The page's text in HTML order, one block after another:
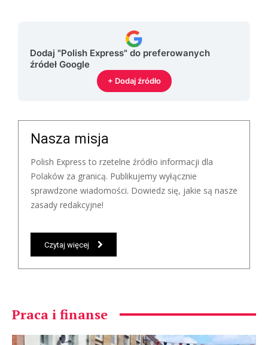
Dodaj "Polish Express" do preferowanych
źródeł Google
+ Dodaj źródło
Nasza misja
Polish Express to rzetelne źródło informacji dla
Polaków za granicą. Publikujemy wyłącznie
sprawdzone wiadomości. Dowiedz się, jakie są nasze
zasady redakcyjne!
Czytaj więcej
Praca i finanse